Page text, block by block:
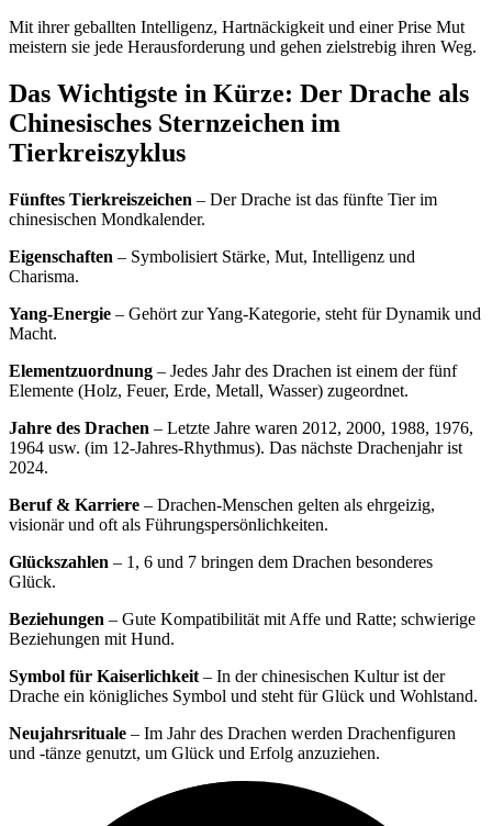
Mit ihrer geballten Intelligenz, Hartnäckigkeit und einer Prise Mut
meistern sie jede Herausforderung und gehen zielstrebig ihren Weg.
Das Wichtigste in Kürze: Der Drache als
Chinesisches Sternzeichen im
Tierkreiszyklus
Fünftes Tierkreiszeichen – Der Drache ist das fünfte Tier im
chinesischen Mondkalender.
Eigenschaften – Symbolisiert Stärke, Mut, Intelligenz und
Charisma.
Yang-Energie – Gehört zur Yang-Kategorie, steht für Dynamik und
Macht.
Elementzuordnung – Jedes Jahr des Drachen ist einem der fünf
Elemente (Holz, Feuer, Erde, Metall, Wasser) zugeordnet.
Jahre des Drachen – Letzte Jahre waren 2012, 2000, 1988, 1976,
1964 usw. (im 12-Jahres-Rhythmus). Das nächste Drachenjahr ist
2024.
Beruf & Karriere – Drachen-Menschen gelten als ehrgeizig,
visionär und oft als Führungspersönlichkeiten.
Glückszahlen – 1, 6 und 7 bringen dem Drachen besonderes
Glück.
Beziehungen – Gute Kompatibilität mit Affe und Ratte; schwierige
Beziehungen mit Hund.
Symbol für Kaiserlichkeit – In der chinesischen Kultur ist der
Drache ein königliches Symbol und steht für Glück und Wohlstand.
Neujahrsrituale – Im Jahr des Drachen werden Drachenfiguren
und -tänze genutzt, um Glück und Erfolg anzuziehen.